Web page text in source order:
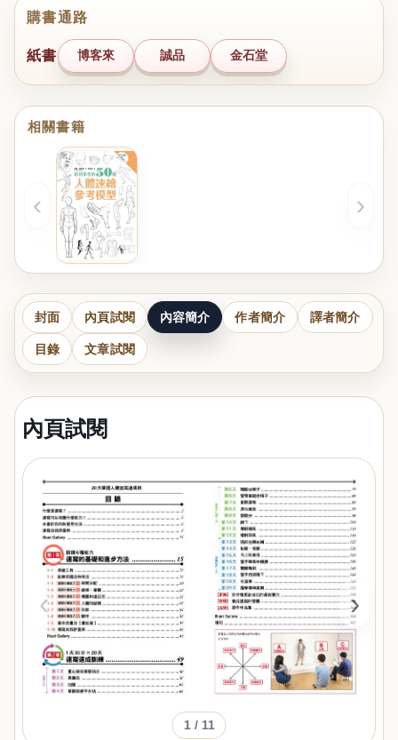
購書通路
紙書 博客來 誠品 金石堂
相關書籍
‹ ›
封面 內頁試閱 內容簡介 作者簡介 譯者簡介
目錄 文章試閱
內頁試閱
‹ ›
1/ 11